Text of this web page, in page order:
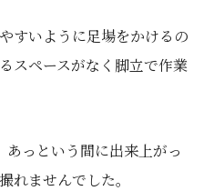
すいように足場をかけるの
スペースがなく脚立で作業
っという間に出来上がっ
れませんでした。